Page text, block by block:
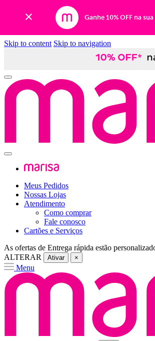
Ganhe 10% OFF na
Skip to content Skip to navigation
Meus Pedidos
Nossas Lojas
Atendimento
Como comprar
Fale conosco
Cartões e Serviços
As ofertas de Entrega rápida estão
ALTERAR
Ativar ×
Menu